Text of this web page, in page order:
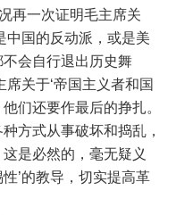
再一次证明毛主席关
中国的反动派，或是美
会自行退出历史舞
关于‘帝国主义者和国
们还要作最后的挣扎。
方式从事破坏和捣乱，
是必然的，毫无疑义
’的教导，切实提高革